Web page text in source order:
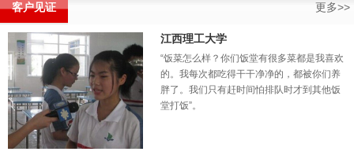
客户见证 更多>>
江西理工大学
“饭菜怎么样？你们饭堂有很多菜都是我喜欢
的。我每次都吃得干干净净的，都被你们养
胖了。我们只有赶时间怕排队时才到其他饭
堂打饭”。